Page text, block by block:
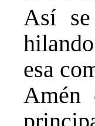
Así
esa
Amén